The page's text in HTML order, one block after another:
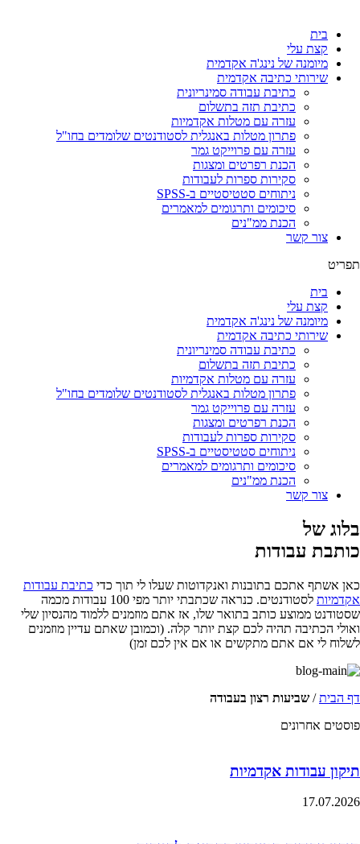
בית
קצת עלי
מיומנה של נינג'ה אקדמית
שירותי כתיבה אקדמית
כתיבת עבודה סמינריונית
כתיבת תזה בתשלום
עזרה עם מטלות אקדמיות
פתרון מטלות באנגלית לסטודנטים שלומדים בחו"ל
עזרה עם פרוייקט גמר
הכנת רפרטים ומצגות
סקירות ספרות לעבודות
ניתוחים סטטיסטיים ב-SPSS
סיכומים ותרגומים למאמרים
הכנת ממ"נים
צור קשר
תפריט
בית
קצת עלי
מיומנה של נינג'ה אקדמית
שירותי כתיבה אקדמית
כתיבת עבודה סמינריונית
כתיבת תזה בתשלום
עזרה עם מטלות אקדמיות
פתרון מטלות באנגלית לסטודנטים שלומדים בחו"ל
עזרה עם פרוייקט גמר
הכנת רפרטים ומצגות
סקירות ספרות לעבודות
ניתוחים סטטיסטיים ב-SPSS
סיכומים ותרגומים למאמרים
הכנת ממ"נים
צור קשר
בלוג של
כותבת עבודות
כאן אשתף אתכם בתובנות ואנקדוטות שעלו לי תוך כדי כתיבת עבודות
אקדמיות
לסטודנטים. כנראה שכתבתי יותר מפי 100 עבודות מכמה
שסטודנט ממוצע כותב בתואר שלו, אז אתם מוזמנים ללמוד מהנסיון שלי
ואולי הכתיבה תהיה לכם קצת יותר קלה. (וכמובן שאתם עדיין מוזמנים
לשלוח לי אם אתם מתקשים או אם אין לכם זמן)
דף הבית/ שביעות רצון בעבודה
פוסטים אחרונים
תיקון עבודות אקדמיות
17.07.2026